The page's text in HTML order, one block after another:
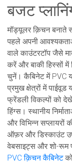
बजट
मॉड्यूलर क़िचन बनाते
पहले अपनी
वाले काउंटरटॉप जैसे
करें और बाकी हिस्सों
चुनें। कैबिनेट में PVC
प्रमुख क्षेत्रों में
फ्रेंडली विकल्पों को
हिंग्स। स्थानीय
और विभिन्न
ऑफ़र और डिस्काउंट
वेबसाइट्स और शो-रूम
PVC क़िचन कैबिनेट